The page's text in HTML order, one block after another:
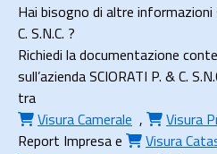
Hai bisogno di altre informazioni
C. S.N.C. ?
Richiedi la documentazione
sull’azienda SCIORATI P. & C.
tra
Visura Camerale , Visura
Report Impresae Visura